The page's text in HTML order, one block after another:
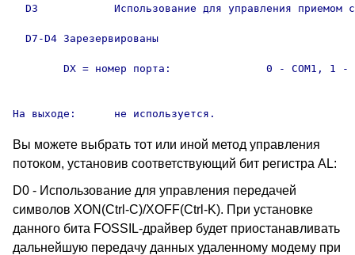
  D3		Использование для управления приемом символов XON/XOFF
  D7-D4	Зарезервированы
На выходе:	не используется.
Вы можете выбрать тот или иной метод управления
потоком, установив соответствующий бит регистра AL:
D0 - Использование для управления передачей
символов XON(Ctrl-C)/XOFF(Ctrl-K). При установке
данного бита FOSSIL-драйвер будет приостанавливать
дальнейшую передачу данных удаленному модему при